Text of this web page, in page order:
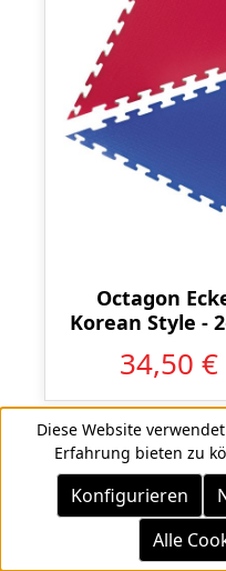
Octagon
Korean Style -
34,50 €
Rabatt
RESTPOSTEN
RESTPOSTEN
Diese Website
Erfahrung bieten zu
Konfigurieren
Alle